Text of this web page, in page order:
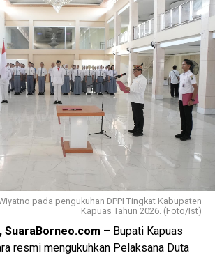
yang pertama kali dilaksanakan di
setelah para peserta melampaui
sebanyak 47 anggota kontingen yang
pembina, dan pendamping
Bumi Perkemahan dan Graha
Jakarta, untuk mengikuti agenda
Agustus 2026.
dengan Pramuka Penggalang se-
informasi juga hadir Pramuka se-Asia
hal positif bagi perkembangan
duta Pramuka Kabupaten Kapuas,”
pada pengukuhan DPPI Tingkat Kabupaten
Kapuas Tahun 2026. (Foto/Ist)
SuaraBorneo.com – Bupati Kapuas
resmi mengukuhkan Pelaksana Duta